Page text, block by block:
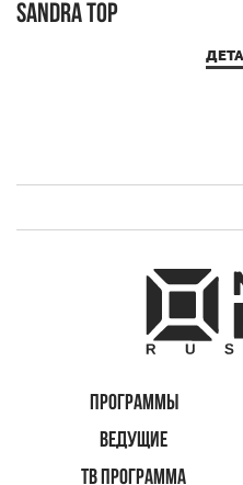
Sandra Top
ПРОГРАММЫ
ВЕДУЩИЕ
ТВ ПРОГРАММА